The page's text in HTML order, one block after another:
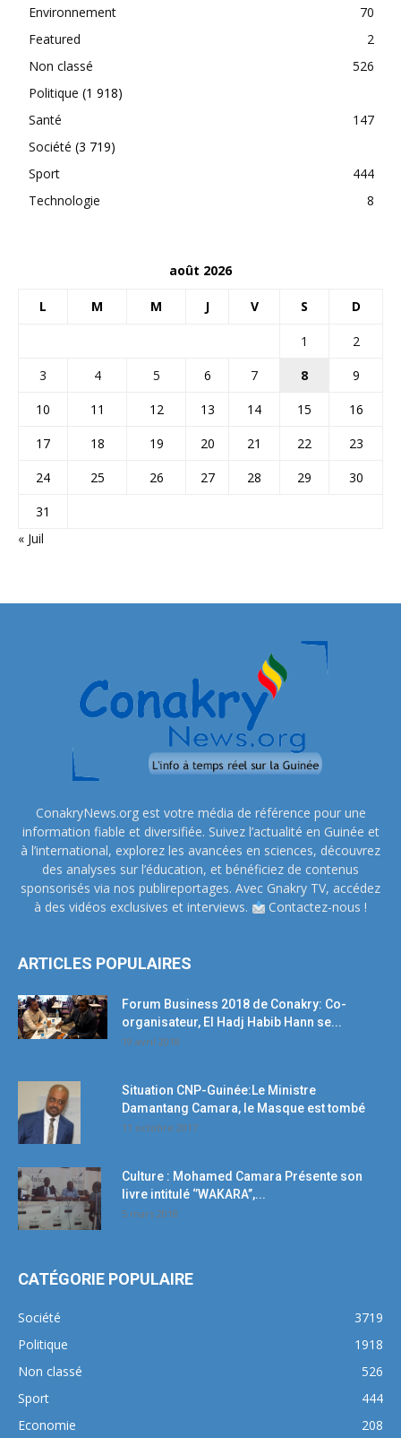
Environnement
70
Featured
2
Non classé
526
Politique (1 918)
Santé
147
Société (3 719)
Sport
444
Technologie
8
août 2026
L M M J V S D
1
2
3
4 5 6 7 8
9
10
11 12 13 14 15
16
17
18 19 20 21 22
23
24
25 26 27 28 29
30
31
« Juil
ConakryNews.org est votre média de référence pour une
information fiable et diversifiée. Suivez l’actualité en Guinée et
à l’international, explorez les avancées en sciences, découvrez
des analyses sur l’éducation, et bénéficiez de contenus
sponsorisés via nos publireportages. Avec Gnakry TV, accédez
à des vidéos exclusives et interviews.
Contactez-nous !
ARTICLES POPULAIRES
Forum Business 2018 de Conakry: Co-
organisateur, El Hadj Habib Hann se...
19 avril 2018
Situation CNP-Guinée:Le Ministre
Damantang Camara, le Masque est tombé
11 octobre 2017
Culture : Mohamed Camara Présente son
livre intitulé ‘’WAKARA’’,...
5 mars 2018
CATÉGORIE POPULAIRE
Société
3719
Politique
1918
Non classé
526
Sport
444
Economie
208